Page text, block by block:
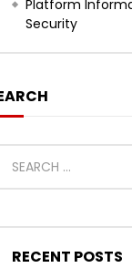
Platform
Security
RECENT POSTS